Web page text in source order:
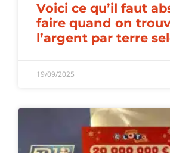
Voici ce qu’il faut
faire quand on
l’argent par terre
19/09/2025